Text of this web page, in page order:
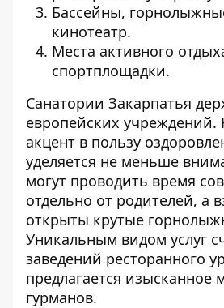
Бассейны,
кинотеатр.
Места активного
спортплощадки.
Санатории Закарпатья
европейских учреждений.
акцент в пользу
уделяется не меньше
могут проводить время
отдельно от родителей, а
открыты крутые
Уникальным видом услуг
заведений ресторанного
предлагается изысканное
гурманов.